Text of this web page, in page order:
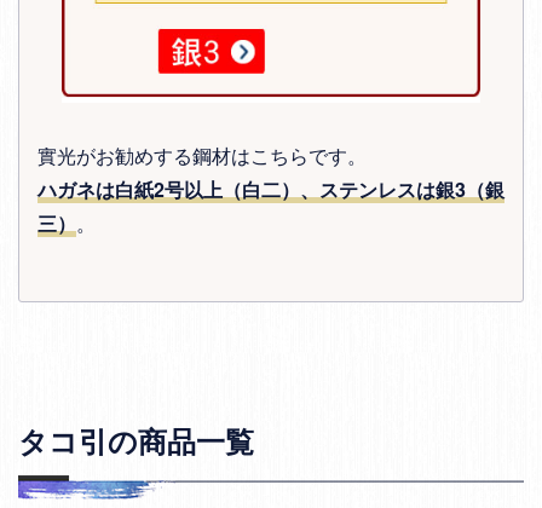
實光がお勧めする鋼材はこちらです。
ハガネは白紙2号以上（白二）、ステンレスは銀3（銀
三） 。
タコ引の商品一覧